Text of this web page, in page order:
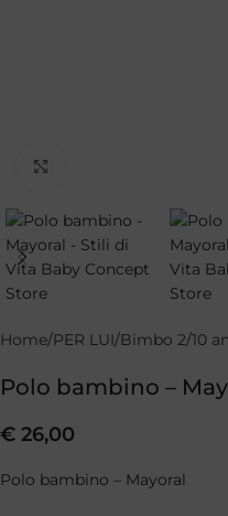
Home PER LUI Bimbo 2/10
Polo bambino –
€ 26,00
Polo bambino – Mayoral